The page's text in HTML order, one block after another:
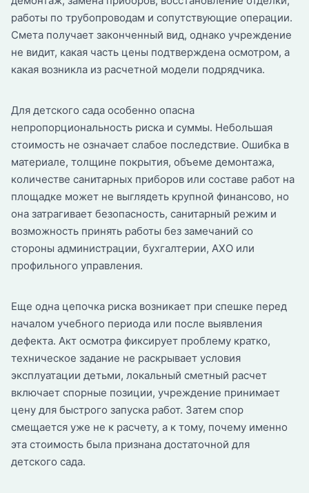
работы по трубопроводам и сопутствующие операции.
Смета получает законченный вид, однако учреждение
не видит, какая часть цены подтверждена осмотром, а
какая возникла из расчетной модели подрядчика.
Для детского сада особенно опасна
непропорциональность риска и суммы. Небольшая
стоимость не означает слабое последствие. Ошибка в
материале, толщине покрытия, объеме демонтажа,
количестве санитарных приборов или составе работ на
площадке может не выглядеть крупной финансово, но
она затрагивает безопасность, санитарный режим и
возможность принять работы без замечаний со
стороны администрации, бухгалтерии, АХО или
профильного управления.
Еще одна цепочка риска возникает при спешке перед
началом учебного периода или после выявления
дефекта. Акт осмотра фиксирует проблему кратко,
техническое задание не раскрывает условия
эксплуатации детьми, локальный сметный расчет
включает спорные позиции, учреждение принимает
цену для быстрого запуска работ. Затем спор
смещается уже не к расчету, а к тому, почему именно
эта стоимость была признана достаточной для
детского сада.